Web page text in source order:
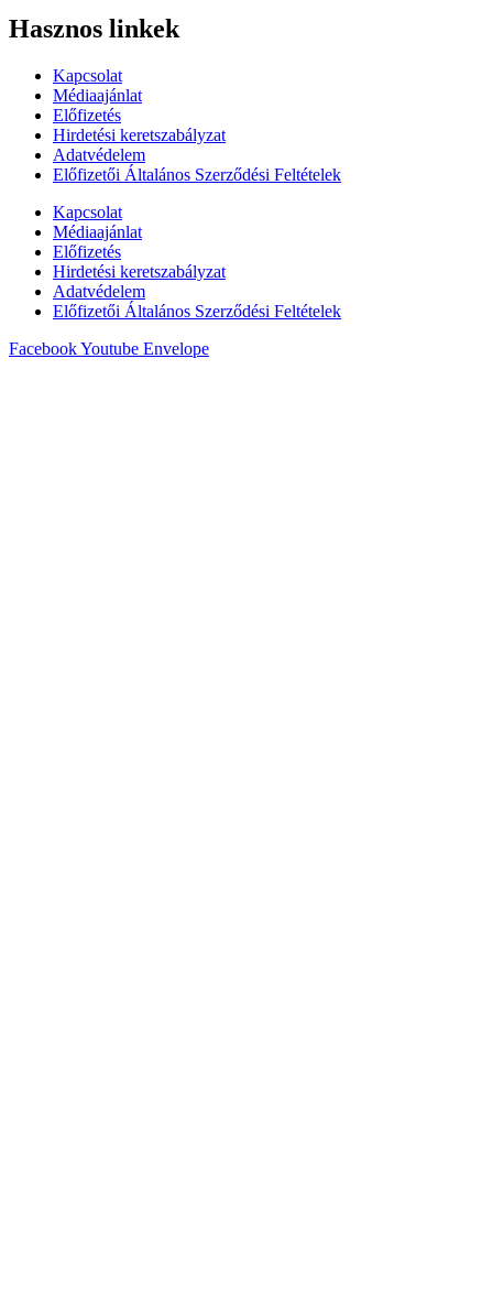
Hasznos linkek
Kapcsolat
Médiaajánlat
Előfizetés
Hirdetési keretszabályzat
Adatvédelem
Előfizetői Általános Szerződési Feltételek
Kapcsolat
Médiaajánlat
Előfizetés
Hirdetési keretszabályzat
Adatvédelem
Előfizetői Általános Szerződési Feltételek
FacebookYoutube Envelope